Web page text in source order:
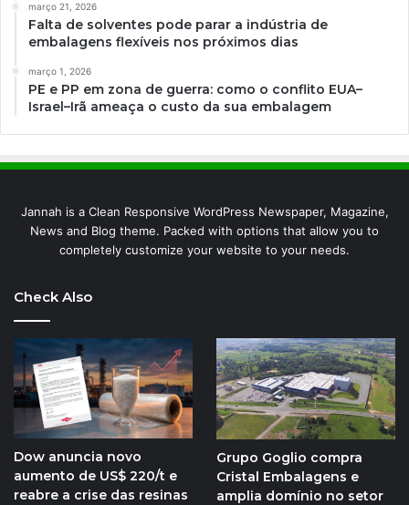
março 21, 2026
Falta de solventes pode parar a indústria de
embalagens flexíveis nos próximos dias
março 1, 2026
PE e PP em zona de guerra: como o conflito EUA–
Israel–Irã ameaça o custo da sua embalagem
Jannah is a Clean Responsive WordPress Newspaper, Magazine,
News and Blog theme. Packed with options that allow you to
completely customize your website to your needs.
Check Also
Dow anuncia novo
aumento de US$ 220/t e
reabre a crise das resinas
Grupo Goglio compra
Cristal Embalagens e
amplia domínio no setor